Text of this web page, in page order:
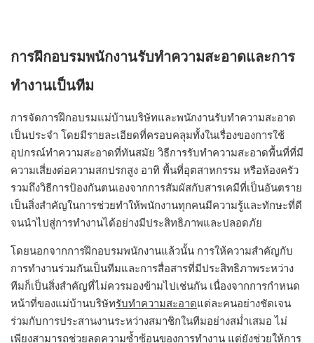
การฝึกอบรมพนักงานรับทำความสะอาดและการ
ทำงานเป็นทีม
การจัดการฝึกอบรมแม่บ้านบริษัทและพนักงานรับทำความสะอาด
เป็นประจำ โดยมีรายละเอียดที่ครอบคลุมทั้งในเรื่องของการใช้
อุปกรณ์ทำความสะอาดที่ทันสมัย วิธีการรับทำความสะอาดพื้นที่ที่มี
ความเสี่ยงต่อความสกปรกสูง อาทิ พื้นที่อุตสาหกรรม หรือห้องครัว
รวมถึงวิธีการป้องกันตนเองจากการสัมผัสกับสารเคมีที่เป็นอันตราย
เป็นสิ่งสำคัญในการช่วยทำให้พนักงานทุกคนมีความรู้และทักษะที่ดี
จนนำไปสู่การทำงานได้อย่างมีประสิทธิภาพและปลอดภัย
โดยนอกจากการฝึกอบรมพนักงานแล้วนั้น การให้ความสำคัญกับ
การทำงานร่วมกันเป็นทีมและการสื่อสารที่มีประสิทธิภาพระหว่าง
ทีมก็เป็นสิ่งสำคัญที่ไม่ควรมองข้ามไปเช่นกัน เนื่องจากการกำหนด
หน้าที่ของแม่บ้านบริษัทรับทำความสะอาดแต่ละคนอย่างชัดเจน
ร่วมกับการประสานงานระหว่างสมาชิกในทีมอย่างสม่ำเสมอ ไม่
เพียงสามารถช่วยลดความซ้ำซ้อนของการทำงาน แต่ยังช่วยให้การ